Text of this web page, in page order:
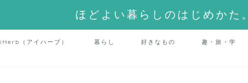
ほどよい暮らしのはじめかた。
iHerb（アイハーブ） 暮らし 好きなもの 趣・旅・学